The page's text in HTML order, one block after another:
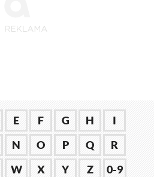
E F G H
I
N O P Q
R
W X Y Z
0-9